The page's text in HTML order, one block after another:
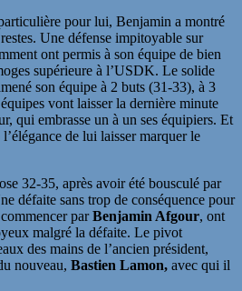
pour lui, Benjamin a montré
Une défense impitoyable sur
ont permis à son équipe de bien
supérieure à l’USDK. Le solide
son équipe à 2 buts (31-33), à 3
vont laisser la dernière minute
qui embrasse un à un ses équipiers. Et
de lui laisser marquer le
32-35, après avoir été bousculé par
défaite sans trop de conséquence pour
parBenjamin Afgour, ont
malgré la défaite. Le pivot
des mains de l’ancien président,
nouveau, Bastien Lamon, avec qui il